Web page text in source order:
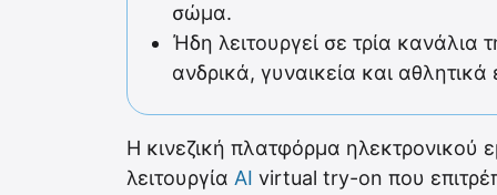
σώμα.
Ήδη λειτουργεί σε τρία κανάλια
ανδρικά, γυναικεία και
Η κινεζική πλατφόρμα ηλεκτρονικού
λειτουργία AI virtual try-on που